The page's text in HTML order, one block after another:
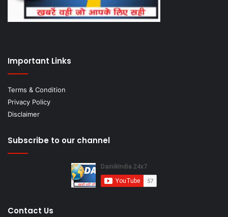
Important Links
Terms & Condition
Privacy Policy
Disclaimer
Subscribe to our channel
Contact Us